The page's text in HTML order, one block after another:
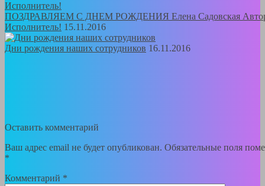
ПОЗДРАВЛЯЕМ С ДНЕМ РОЖДЕНИЯ Елена Садовская
Исполнитель! 15.11.2016
Дни рождения наших сотрудников 16.11.2016
Оставить комментарий
Ваш адрес email не будет опубликован. Обязательные поля
*
Комментарий *